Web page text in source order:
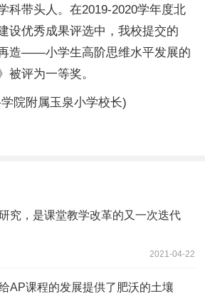
科带头人。在2019-2020学年度北
设优秀成果评选中，我校提交的
再造——小学生高阶思维水平发展的
被评为一等奖。
院附属玉泉小学校长)
究，是课堂教学改革的又一次迭代
2021-04-22
AP课程的发展提供了肥沃的土壤